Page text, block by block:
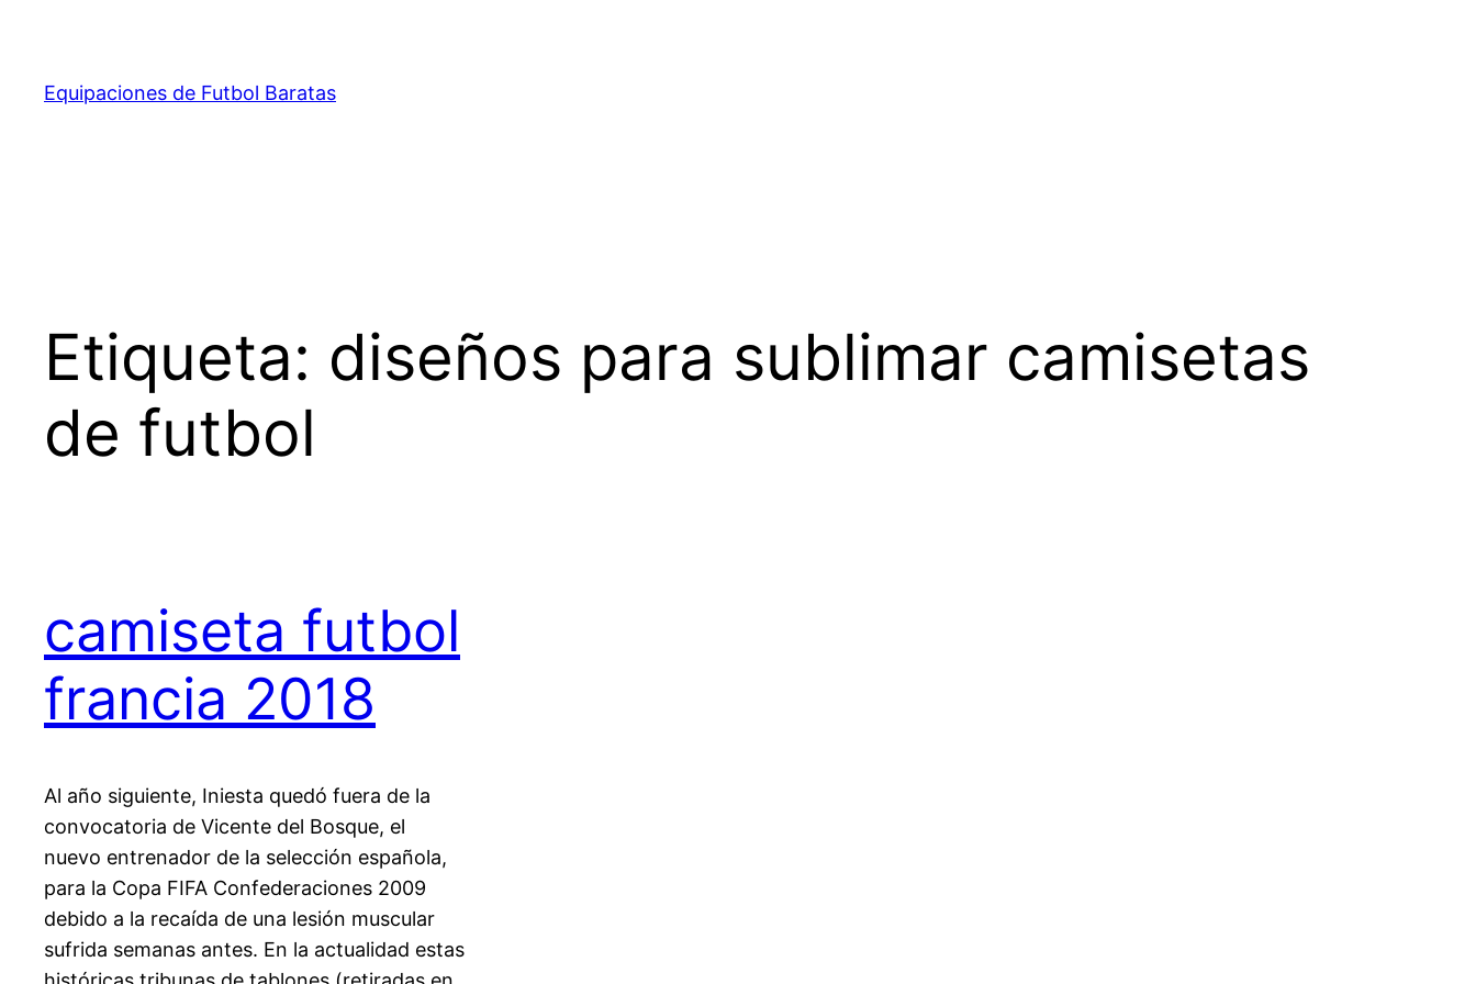
contenido
Equipaciones de Futbol Baratas
Etiqueta: diseños para sublimar camisetas
de futbol
camiseta futbol
francia 2018
Al año siguiente, Iniesta quedó fuera de la
convocatoria de Vicente del Bosque, el
nuevo entrenador de la selección española,
para la Copa FIFA Confederaciones 2009
debido a la recaída de una lesión muscular
sufrida semanas antes. En la actualidad estas